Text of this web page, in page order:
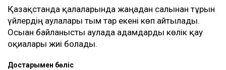
Қазақстанда қалаларында жаңадан салынған тұрғын
үйлердің аулалары тым тар екені көп айтылады.
Осыған байланысты аулада адамдарды көлік қағу
оқиғалары жиі болады.
Достарыңмен бөліс